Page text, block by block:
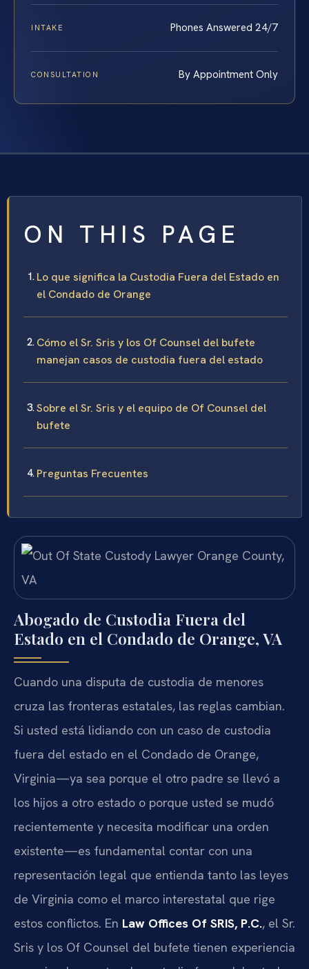
INTAKE Phones Answered 24/7
CONSULTATION By Appointment Only
ON THIS PAGE
Lo que significa la Custodia Fuera del Estado en
el Condado de Orange
Cómo el Sr. Sris y los Of Counsel del bufete
manejan casos de custodia fuera del estado
Sobre el Sr. Sris y el equipo de Of Counsel del
bufete
Preguntas Frecuentes
Abogado de Custodia Fuera del
Estado en el Condado de Orange, VA
Cuando una disputa de custodia de menores
cruza las fronteras estatales, las reglas cambian.
Si usted está lidiando con un caso de custodia
fuera del estado en el Condado de Orange,
Virginia—ya sea porque el otro padre se llevó a
los hijos a otro estado o porque usted se mudó
recientemente y necesita modificar una orden
existente—es fundamental contar con una
representación legal que entienda tanto las leyes
de Virginia como el marco interestatal que rige
estos conflictos. En Law Offices Of SRIS, P.C., el Sr.
Sris y los Of Counsel del bufete tienen experiencia